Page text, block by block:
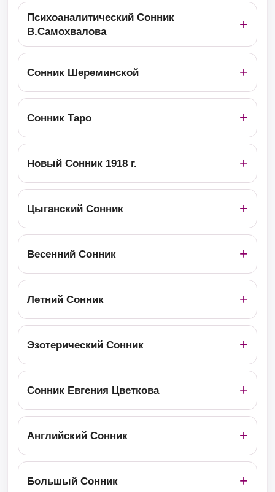
Психоаналитический Сонник
В.Самохвалова
Сонник Шереминской
Сонник Таро
Новый Сонник 1918 г.
Цыганский Сонник
Весенний Сонник
Летний Сонник
Эзотерический Сонник
Сонник Евгения Цветкова
Английский Сонник
Большый Сонник